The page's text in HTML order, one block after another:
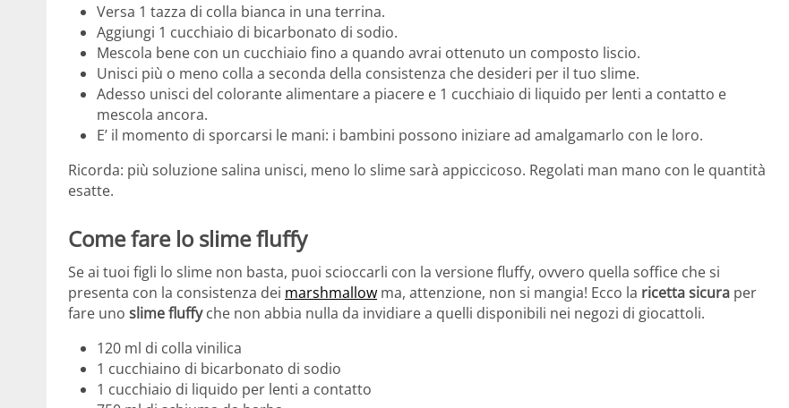
Versa 1 tazza di colla bianca in una terrina.
Aggiungi 1 cucchiaio di bicarbonato di sodio.
Mescola bene con un cucchiaio fino a quando avrai ottenuto un composto liscio.
Unisci più o meno colla a seconda della consistenza che desideri per il tuo slime.
Adesso unisci del colorante alimentare a piacere e 1 cucchiaio di liquido per lenti a contatto e
mescola ancora.
E’ il momento di sporcarsi le mani: i bambini possono iniziare ad amalgamarlo con le loro.
Ricorda: più soluzione salina unisci, meno lo slime sarà appiccicoso. Regolati man mano con le quantità
esatte.
Come fare lo slime fluffy
Se ai tuoi figli lo slime non basta, puoi scioccarli con la versione fluffy, ovvero quella soffice che si
presenta con la consistenza dei marshmallow ma, attenzione, non si mangia! Ecco la ricetta sicura per
fare uno slime fluffyche non abbia nulla da invidiare a quelli disponibili nei negozi di giocattoli.
120 ml di colla vinilica
1 cucchiaino di bicarbonato di sodio
1 cucchiaio di liquido per lenti a contatto